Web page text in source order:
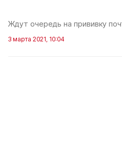
Ждут очередь на прививку
3 марта 2021, 10:04